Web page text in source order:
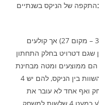
של הניקס בשנתיים
– הניקס זורקים ממש מעט (34.1 – מקום 27) אך קולעים
(36.9% – מקום 8), בזמן שגם דטרויט בחלק התחתון
(35.4 – מקום 22), אבל הם ממוצעים ומטה מבחינת
הדיוק (36.2% – מקום 17). אפשר גם להשוות בין הניקס, להם יש 4
2 שלשות למשחק ואף אחד לא עובר את